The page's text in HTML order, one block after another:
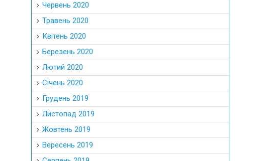
Червень 2020
Травень 2020
Квітень 2020
Березень 2020
Лютий 2020
Січень 2020
Грудень 2019
Листопад 2019
Жовтень 2019
Вересень 2019